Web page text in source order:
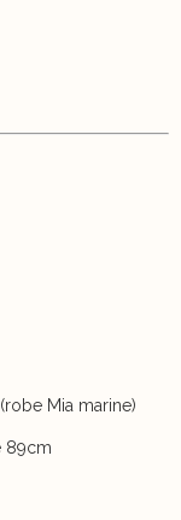
Mia marine)
89cm